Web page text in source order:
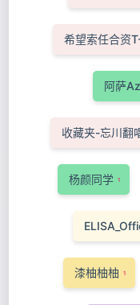
希望索任合资
阿萨
收藏夹-忘川翻
杨颜同学 1
漆柚柚柚 1